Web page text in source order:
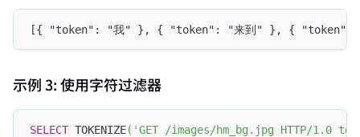
[{ "token": "我" }, { "token": "来到" }, { "token":
示例 3: 使用字符过滤器
SELECT TOKENIZE( 'GET /images/hm_bg.jpg HTTP/1.0